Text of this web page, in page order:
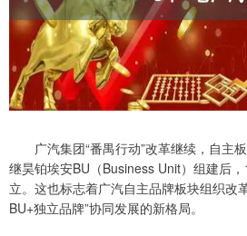
广汽集团“番禺行动”改革继续，自主板
继昊铂埃安BU（Business Unit）组建后
立。这也标志着广汽自主品牌板块组织改
BU+独立品牌”协同发展的新格局。